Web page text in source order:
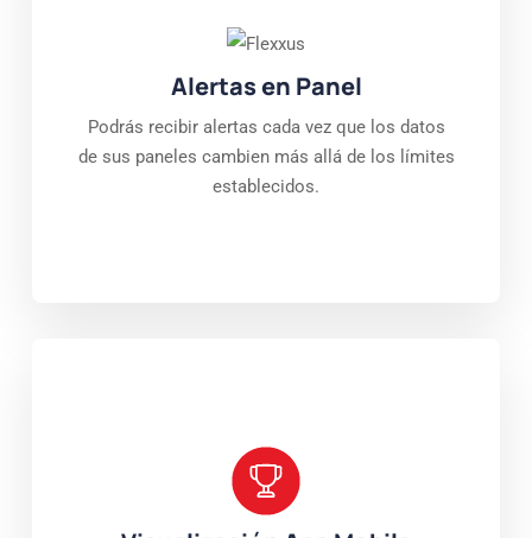
Alertas en Panel
Podrás recibir alertas cada vez que los datos
de sus paneles cambien más allá de los límites
establecidos.